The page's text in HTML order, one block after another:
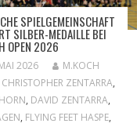
SPIELGEMEINSCHAFT
SILBER-MEDAILLE BEI
OPEN 2026
2026
M.KOCH
CHRISTOPHER ZENTARRA,
, DAVID ZENTARRA,
, FLYING FEET HASPE,